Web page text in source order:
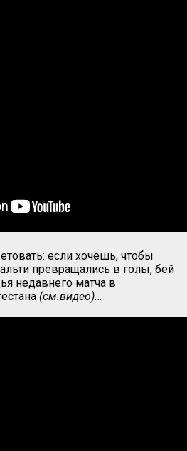
если хочешь, чтобы
превращались в голы, бей
недавнего матча в
(см.видео)…